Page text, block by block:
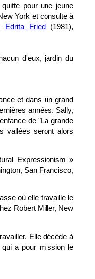
pour une jeune
York et consulte à
Edrita Fried
(1981),
d'eux, jardin du
et dans un grand
années. Sally,
de "La grande
vallées seront alors
Expressionism »
San Francisco,
où elle travaille le
Robert Miller, New
Elle décède à
qui a pour mission le